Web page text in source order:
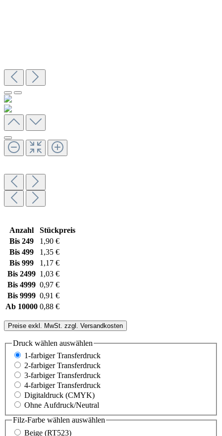
Anzahl
Stückpreis
Bis 249
1,90 €
Bis 499
1,35 €
Bis 999
1,17 €
Bis 2499 1,03 €
Bis 4999 0,97 €
Bis 9999 0,91 €
Ab 10000 0,88 €
Preise exkl. MwSt. zzgl. Versandkosten
Druck wählen auswählen
1-farbiger Transferdruck
2-farbiger Transferdruck
3-farbiger Transferdruck
4-farbiger Transferdruck
Digitaldruck (CMYK)
Ohne Aufdruck/Neutral
Filz-Farbe wählen auswählen
Beige (RT523)